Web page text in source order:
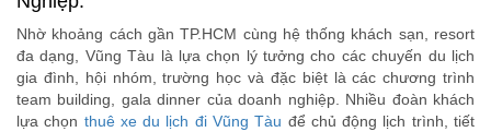
Nhờ khoảng cách gần TP.HCM cùng hệ thống khách sạn, resort
đa dạng, Vũng Tàu là lựa chọn lý tưởng cho các chuyến du lịch
gia đình, hội nhóm, trường học và đặc biệt là các chương trình
team building, gala dinner của doanh nghiệp. Nhiều đoàn khách
lựa chọn thuê xe du lịch đi Vũng Tàu để chủ động lịch trình, tiết